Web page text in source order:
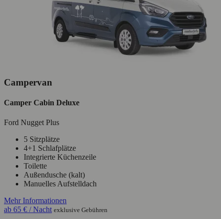
Campervan
Camper Cabin Deluxe
Ford Nugget Plus
5 Sitzplätze
4+1 Schlafplätze
Integrierte Küchenzeile
Toilette
Außendusche (kalt)
Manuelles Aufstelldach
Mehr Informationen
ab 65 € / Nacht exklusive Gebühren